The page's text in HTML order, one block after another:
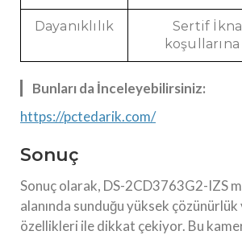
Dayanıklılık
Sertif
koşullarına
Bunları da İnceleyebilirsiniz:
https://pctedarik.com/
Sonuç
Sonuç olarak, DS-2CD3763G2-IZS
alanında sunduğu yüksek
özellikleri ile dikkat çekiyor. Bu